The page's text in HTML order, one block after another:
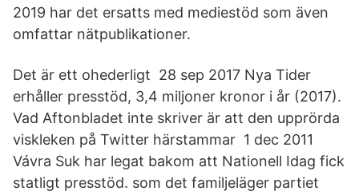
2019 har det ersatts med mediestöd som även
omfattar nätpublikationer.
Det är ett ohederligt 28 sep 2017 Nya Tider
erhåller presstöd, 3,4 miljoner kronor i år (2017).
Vad Aftonbladet inte skriver är att den upprörda
viskleken på Twitter härstammar 1 dec 2011
Vávra Suk har legat bakom att Nationell Idag fick
statligt presstöd. som det familjeläger partiet